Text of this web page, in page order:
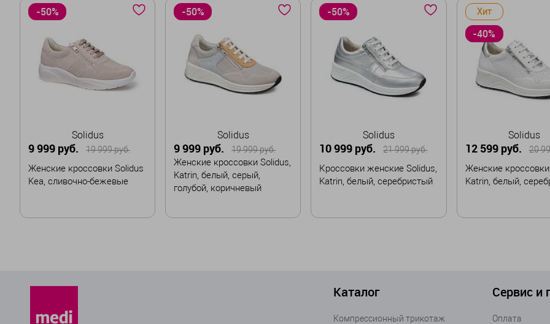
-50%
Solidus
9 999 руб. 19 999 руб.
Женские кроссовки Solidus
Kea, сливочно-бежевые
-50%
Solidus
9 999 руб. 19 999 руб.
Женские кроссовки Solidus,
Katrin, белый, серый,
голубой, коричневый
-50%
Solidus
10 999 руб. 21 999 руб.
Кроссовки женские Solidus,
Katrin, белый, серебристый
В корзину
Хит
-40%
Solidus
12 599 руб. 20
Женские кроссовки
Katrin, белый,
В корзину
Каталог
Компрессионный трикотаж
Сервис и
Оплата